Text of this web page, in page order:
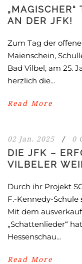
AN DER JFK!
Zum Tag der
Maienschein,
Bad Vilbel, am 25.
herzlich die...
Read More
02 Jan. 2025 / 0
DIE JFK –
VILBELER
Durch ihr Projekt
F.-Kennedy-
Mit dem
„Schattenlieder“
Hessenschau...
Read More